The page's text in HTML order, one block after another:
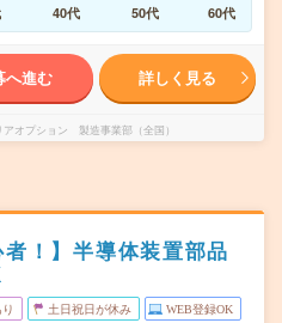
40代 50代 60代
へ進む 詳しく見る
オプション 製造事業部（全国）
者！】半導体装置部品
土日祝日が休み WEB登録OK